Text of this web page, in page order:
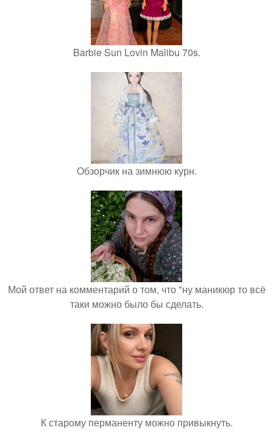
Barbie Sun Lovin Malibu 70s.
Обзорчик на зимнюю курн.
Мой ответ на комментарий о том, что "ну маникюр то всё
таки можно было бы сделать.
К старому перманенту можно привыкнуть.